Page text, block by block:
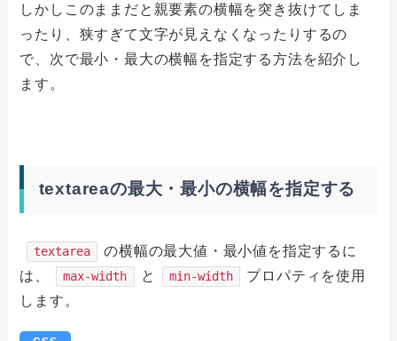
しかしこのままだと親要素の横幅を突き抜けてしま
ったり、狭すぎて文字が見えなくなったりするの
で、次で最小・最大の横幅を指定する方法を紹介し
ます。
textareaの最大・最小の横幅を指定する
textarea
の横幅の最大値・最小値を指定するに
は、
max-width と min-width
プロパティを使用
します。